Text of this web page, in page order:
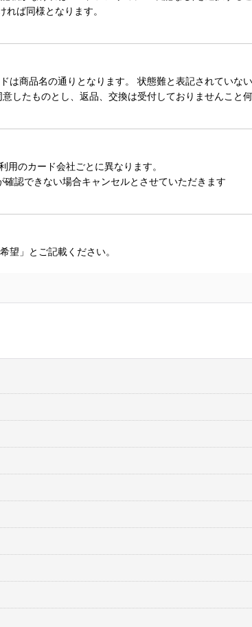
ば同様となります。
商品名の通りとなります。 状態難と表記されていな
したものとし、返品、交換は受付しておりませんこと
のカード会社ごとに異なります。
認できない場合キャンセルとさせていただきます
望」とご記載ください。